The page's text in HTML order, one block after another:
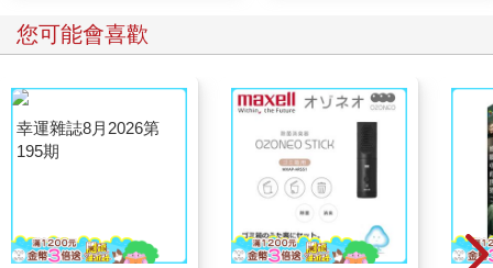
紛走避吧。」
一付費方式。
「我拿到了這枚收藏眼淚的貝殼，覺得份量很重。那些詩人說
的，『美麗的貝殼是一顆無價的珍珠』。他們說這句話的時候根
本都在瞎扯。他們根本不懂『無價』的意義。一百元的咖啡是有
價的。一枚從小孩眼中穿鑿出的珍珠，才是沒有辦法估量的寶
藏。我知道你在想什麼，覺得我很殘酷。但規則就是如此。但規
則之外也還是有溫柔的。我給了那小孩另一杯加熱過的牛奶。他
停止了哭泣。安詳的睡眠有令人感動的微笑。」
您可能會喜歡